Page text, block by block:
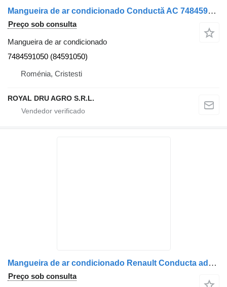
Mangueira de ar condicionado Conductă AC 7484591050 para camião Renault 7484591050 / 84591050
Preço sob consulta
Mangueira de ar condicionado
7484591050 (84591050)
Roménia, Cristesti
ROYAL DRU AGRO S.R.L.
Mangueira de ar condicionado Renault Conducta admisie aer inferioară 5010530184 para camião Renault
Preço sob consulta